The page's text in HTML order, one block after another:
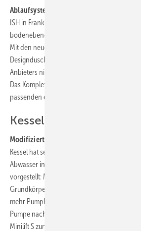
Ablaufsysteme für bodenebene Duschen:
ISH in Frankfurt Ablaufsysteme für die flache
bodenebenen Duschen mit einer
Mit den neuen Ausführungen KA 120 und KA
Designduschflächen Conoflat und Superplan
Anbieters niedriger und damit besonders
Das Komplettset der Ablaufgarnitur beinhaltet
passenden emaillierten Ablaufdeckel rund
Kessel
Modifizierte Hebeanlagen:
Kessel hat sein bisheriges Spektrum an
Abwasser innerhalb von Gebäuden optimiert
vorgestellt: Minilift S und Aqualift S Compact
Grundkörper ausgestattet, der ein höheres
mehr Pumpleistung zu erzielen, kann bei
Pumpe nachgerüstet werden. Die
Minilift S zum Einbau in die Bodenplatte